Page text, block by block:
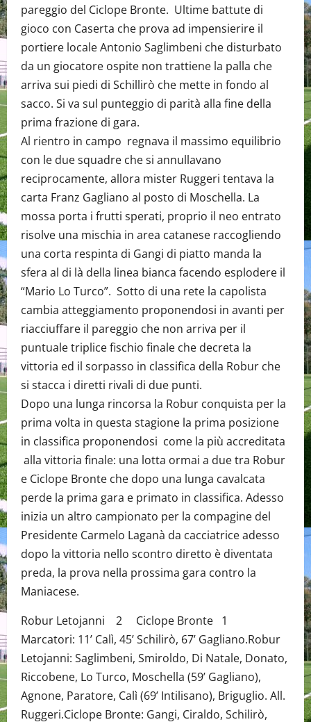
pareggio del Ciclope Bronte. Ultime battute di
gioco con Caserta che prova ad impensierire il
portiere locale Antonio Saglimbeni che disturbato
da un giocatore ospite non trattiene la palla che
arriva sui piedi di Schillirò che mette in fondo al
sacco. Si va sul punteggio di parità alla fine della
prima frazione di gara.
Al rientro in campo regnava il massimo equilibrio
con le due squadre che si annullavano
reciprocamente, allora mister Ruggeri tentava la
carta Franz Gagliano al posto di Moschella. La
mossa porta i frutti sperati, proprio il neo entrato
risolve una mischia in area catanese raccogliendo
una corta respinta di Gangi di piatto manda la
sfera al di là della linea bianca facendo esplodere il
“Mario Lo Turco”. Sotto di una rete la capolista
cambia atteggiamento proponendosi in avanti per
riacciuffare il pareggio che non arriva per il
puntuale triplice fischio finale che decreta la
vittoria ed il sorpasso in classifica della Robur che
si stacca i diretti rivali di due punti.
Dopo una lunga rincorsa la Robur conquista per la
prima volta in questa stagione la prima posizione
in classifica proponendosi come la più accreditata
alla vittoria finale: una lotta ormai a due tra Robur
e Ciclope Bronte che dopo una lunga cavalcata
perde la prima gara e primato in classifica. Adesso
inizia un altro campionato per la compagine del
Presidente Carmelo Laganà da cacciatrice adesso
dopo la vittoria nello scontro diretto è diventata
preda, la prova nella prossima gara contro la
Maniacese.
Robur Letojanni 2 Ciclope Bronte 1
Marcatori: 11’ Calì, 45’ Schilirò, 67’ Gagliano.Robur
Letojanni: Saglimbeni, Smiroldo, Di Natale, Donato,
Riccobene, Lo Turco, Moschella (59’ Gagliano),
Agnone, Paratore, Calì (69’ Intilisano), Briguglio. All.
Ruggeri.Ciclope Bronte: Gangi, Ciraldo, Schilirò,